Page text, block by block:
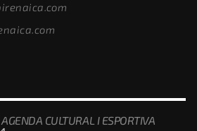
CULTURAL I ESPORTIVA